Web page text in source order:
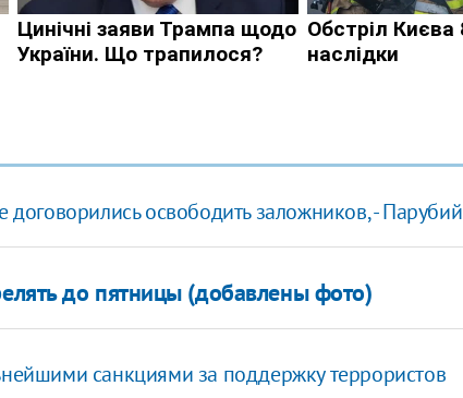
освободить заложников, - Парубий
до пятницы (добавлены фото)
санкциями за поддержку террористов